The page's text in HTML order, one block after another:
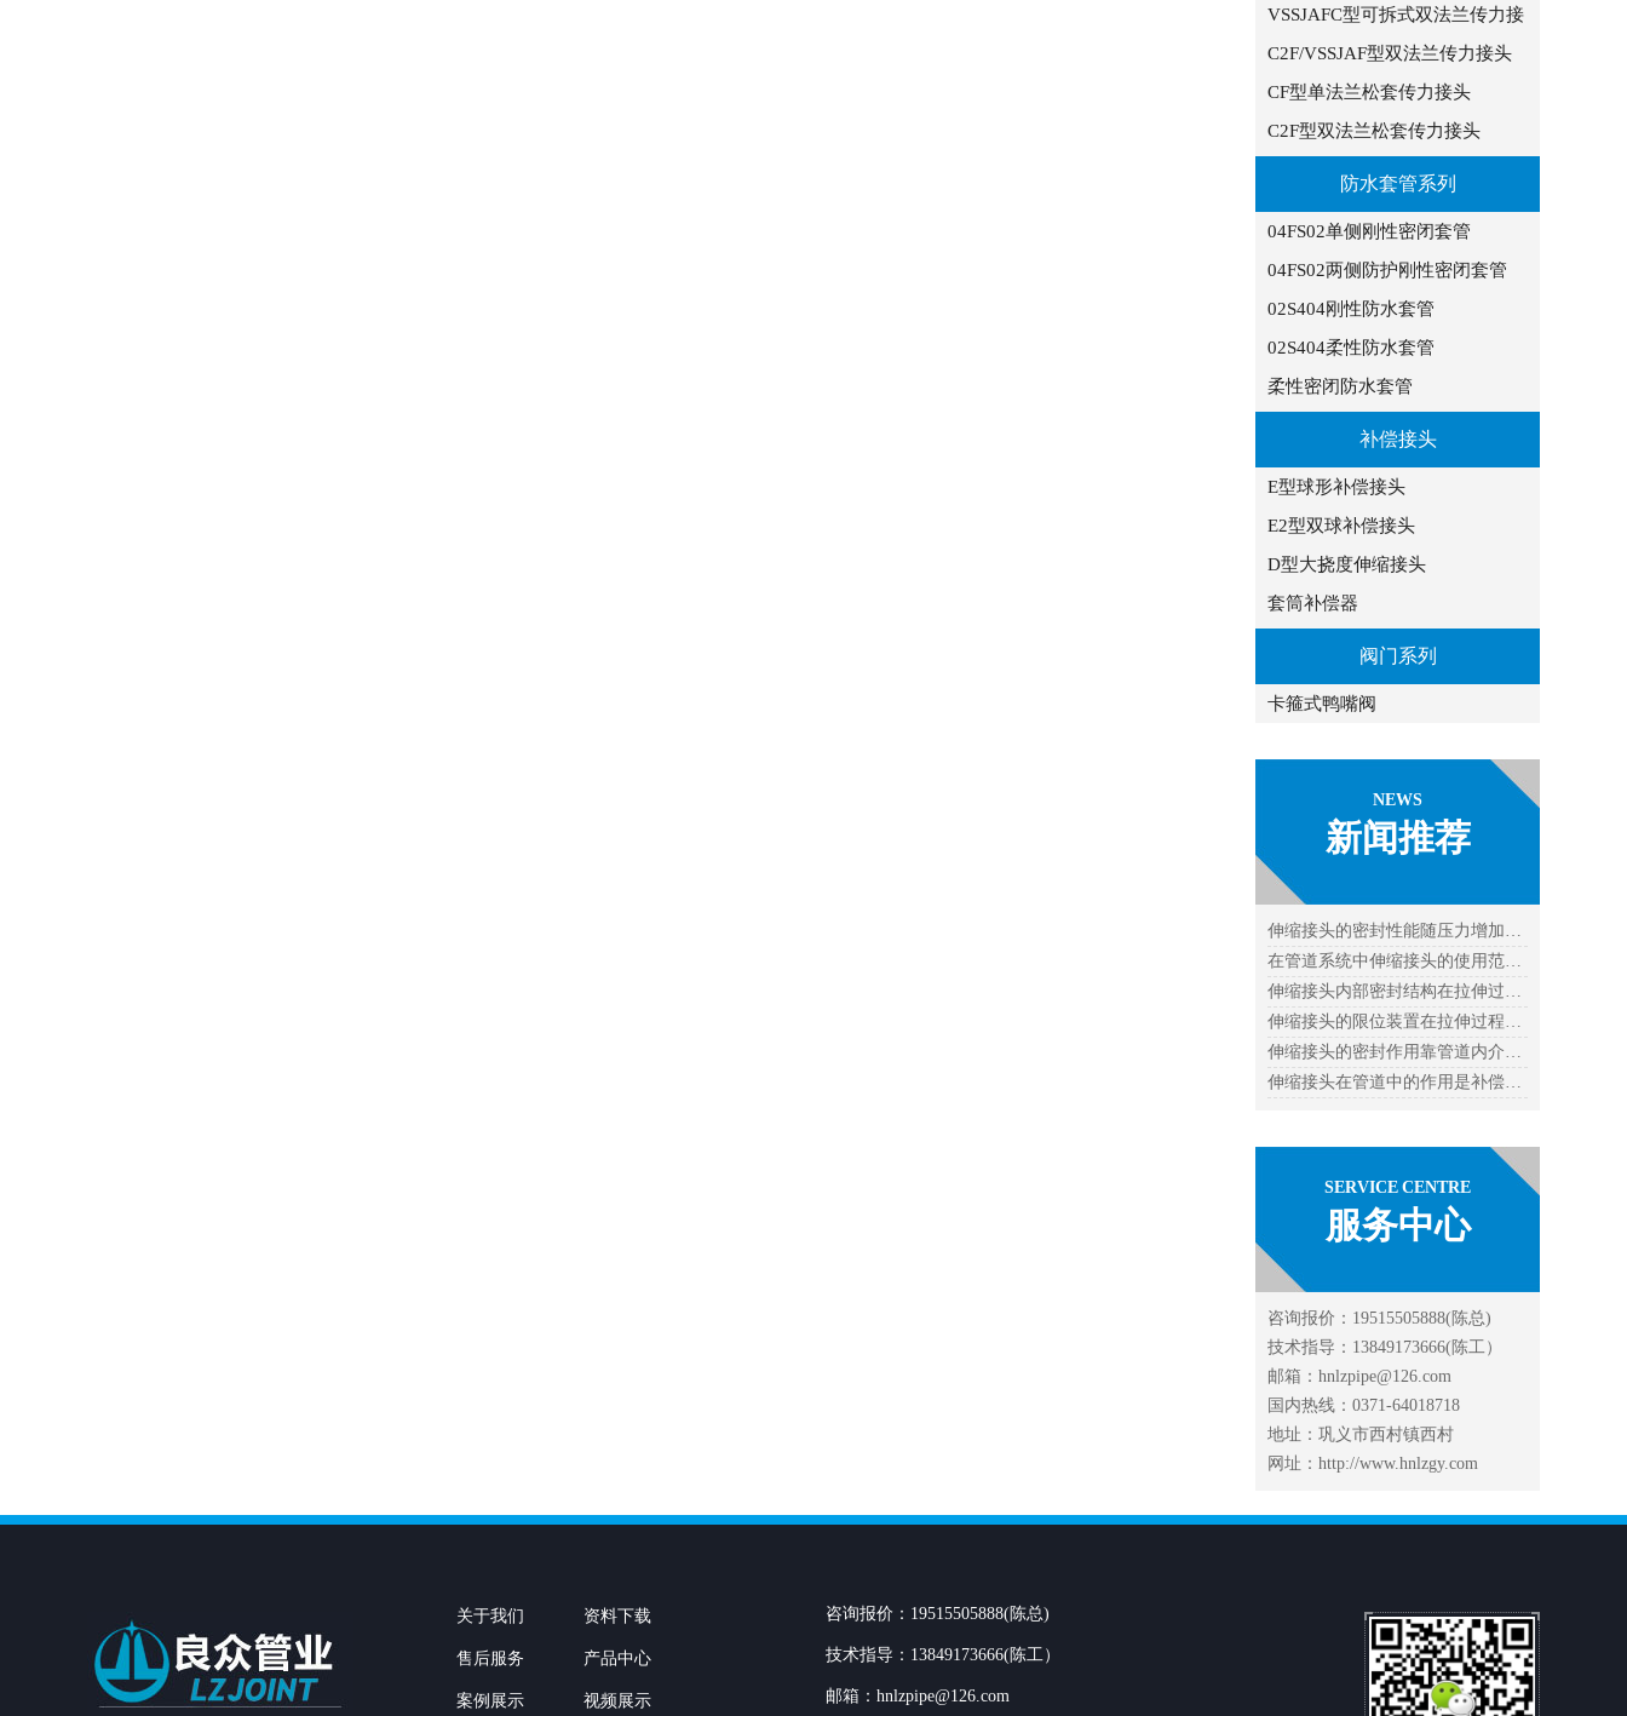
VSSJAFC型可拆式双法兰传力接
C2F/VSSJAF型双法兰传力接头
CF型单法兰松套传力接头
C2F型双法兰松套传力接头
防水套管系列
04FS02单侧刚性密闭套管
04FS02两侧防护刚性密闭套管
02S404刚性防水套管
02S404柔性防水套管
柔性密闭防水套管
补偿接头
E型球形补偿接头
E2型双球补偿接头
D型大挠度伸缩接头
套筒补偿器
阀门系列
卡箍式鸭嘴阀
NEWS
新闻推荐
伸缩接头的密封性能随压力增加…
在管道系统中伸缩接头的使用范…
伸缩接头内部密封结构在拉伸过…
伸缩接头的限位装置在拉伸过程…
伸缩接头的密封作用靠管道内介…
伸缩接头在管道中的作用是补偿…
SERVICE CENTRE
服务中心
咨询报价：19515505888(陈总)
技术指导：13849173666(陈工）
邮箱：hnlzpipe@126.com
国内热线：0371-64018718
地址：巩义市西村镇西村
网址：http://www.hnlzgy.com
关于我们 资料下载
售后服务 产品中心
案例展示 视频展示
咨询报价：19515505888(陈总)
技术指导：13849173666(陈工）
邮箱：hnlzpipe@126.com